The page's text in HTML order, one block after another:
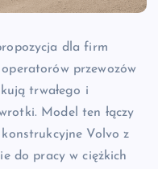
dla firm
przewozów
trwałego i
Model ten łączy
Volvo z
do pracy w ciężkich